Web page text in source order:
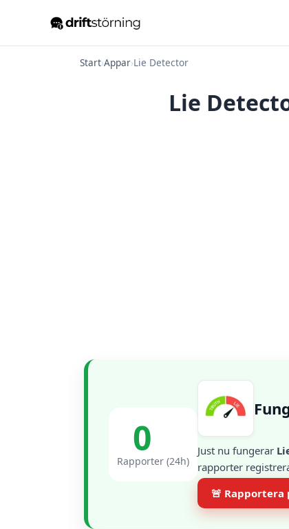
Start›Appar›Lie Detector
Lie
0
Rapporter (24h)
Just nu fungerar
rapporter
🚨 Rapportera